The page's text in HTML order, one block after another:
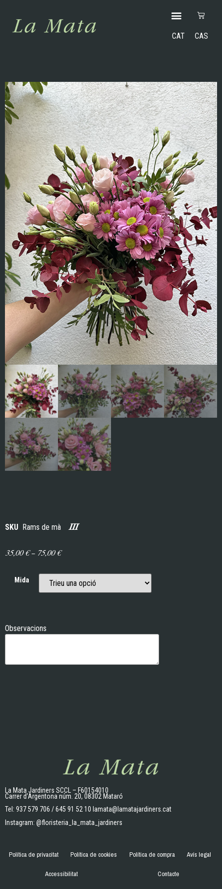
CAT CAS
SKU Rams de mà III
35,00€– 75,00€
Mida
Observacions
La Mata Jardiners SCCL – F60154010
Carrer d’Argentona núm. 20, 08302 Mataró
Tel: 937 579 706 /645 91 52 10 lamata@lamatajardiners.cat
Instagram: @floristeria_la_mata_jardiners
Política de privacitat Política de cookies Política de compra Avís legal
Accessibilitat Contacte